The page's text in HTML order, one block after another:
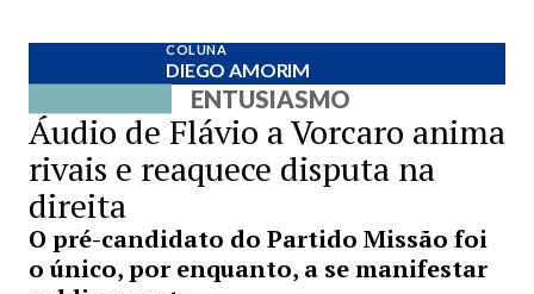
COLUNA
DIEGO AMORIM
ENTUSIASMO
Áudio de Flávio a Vorcaro anima
rivais e reaquece disputa na
direita
O pré-candidato do Partido Missão foi
o único, por enquanto, a se manifestar